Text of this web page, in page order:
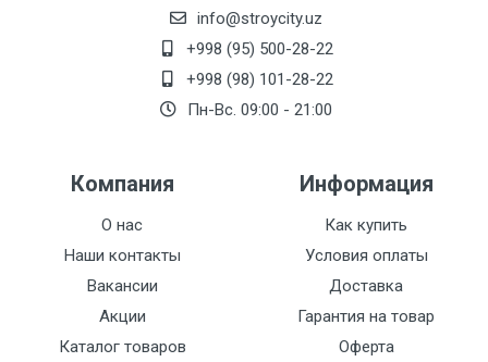
info@stroycity.uz
+998 (95) 500-28-22
+998 (98) 101-28-22
Пн-Вс. 09:00 - 21:00
Компания
О нас
Наши контакты
Вакансии
Акции
Каталог товаров
Информация
Как купить
Условия оплаты
Доставка
Гарантия на товар
Оферта